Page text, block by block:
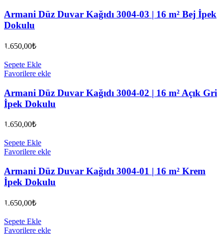
Armani Düz Duvar Kağıdı 3004-03 | 16 m² Bej İpek
Dokulu
1.650,00₺
Sepete Ekle
Favorilere ekle
Armani Düz Duvar Kağıdı 3004-02 | 16 m² Açık Gri
İpek Dokulu
1.650,00₺
Sepete Ekle
Favorilere ekle
Armani Düz Duvar Kağıdı 3004-01 | 16 m² Krem
İpek Dokulu
1.650,00₺
Sepete Ekle
Favorilere ekle